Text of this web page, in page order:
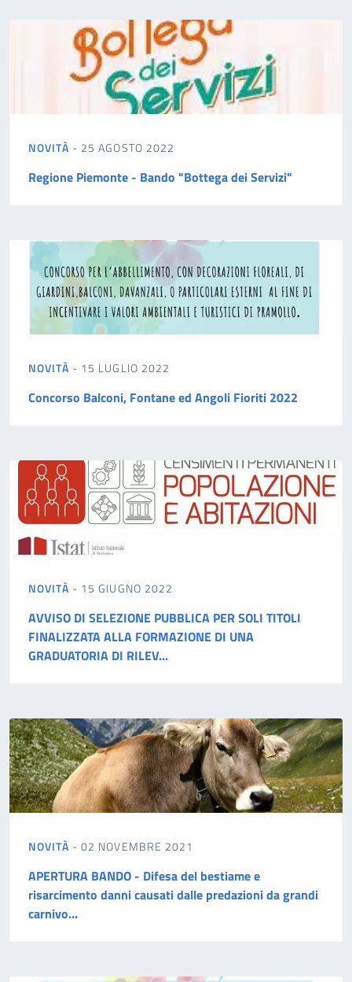
NOVITÀ - 25 AGOSTO 2022
Regione Piemonte - Bando "Bottega dei Servizi"
NOVITÀ - 15 LUGLIO 2022
Concorso Balconi, Fontane ed Angoli Fioriti 2022
NOVITÀ - 15 GIUGNO 2022
AVVISO DI SELEZIONE PUBBLICA PER SOLI TITOLI
FINALIZZATA ALLA FORMAZIONE DI UNA
GRADUATORIA DI RILEV...
NOVITÀ - 02 NOVEMBRE 2021
APERTURA BANDO - Difesa del bestiame e
risarcimento danni causati dalle predazioni da grandi
carnivo...